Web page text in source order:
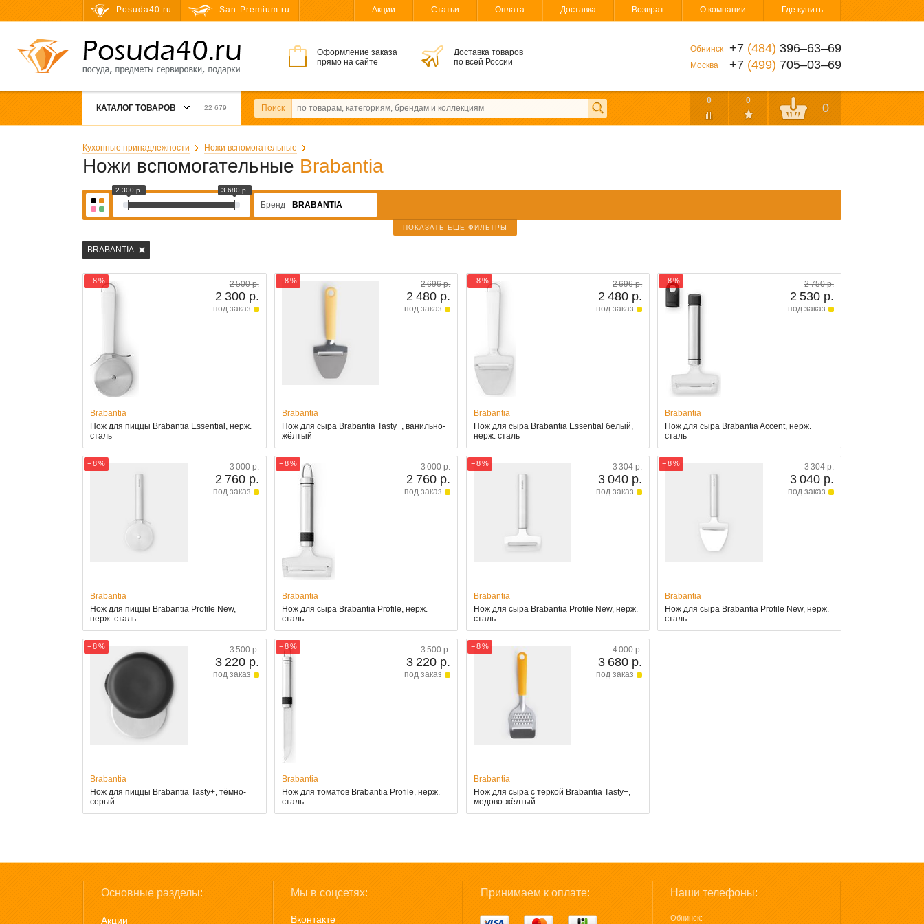
Posuda40.ru San-Premium.ru Акции Статьи Оплата Доставка Возврат О компании Где купить
Оформление заказа
прямо на сайте
Доставка товаров
по всей России
Обнинск +7 (484) 396‒63‒69
Москва +7 (499) 705‒03‒69
КАТАЛОГ ТОВАРОВ 22 679 Поиск
0 0
0
Кухонные принадлежности Ножи вспомогательные
Ножи вспомогательные Brabantia
2 300 р. 3 680 р.
Бренд BRABANTIA
ПОКАЗАТЬ ЕЩЕ ФИЛЬТРЫ
BRABANTIA
− 8 % 2 500 р.
2 300 р.
под заказ
Brabantia
Нож для пиццы Brabantia Essential, нерж.
сталь
− 8 % 2 696 р.
2 480 р.
под заказ
Brabantia
Нож для сыра Brabantia Tasty+, ванильно-
жёлтый
− 8 % 2 696 р.
2 480 р.
под заказ
Brabantia
Нож для сыра Brabantia Essential белый,
нерж. сталь
− 8 % 2 750 р.
2 530 р.
под заказ
Brabantia
Нож для сыра Brabantia Accent, нерж.
сталь
− 8 % 3 000 р.
2 760 р.
под заказ
Brabantia
Нож для пиццы Brabantia Profile New,
нерж. сталь
− 8 % 3 000 р.
2 760 р.
под заказ
Brabantia
Нож для сыра Brabantia Profile, нерж.
сталь
− 8 % 3 304 р.
3 040 р.
под заказ
Brabantia
Нож для сыра Brabantia Profile New, нерж.
сталь
− 8 % 3 304 р.
3 040 р.
под заказ
Brabantia
Нож для сыра Brabantia Profile New, нерж.
сталь
− 8 % 3 500 р.
3 220 р.
под заказ
Brabantia
Нож для пиццы Brabantia Tasty+, тёмно-
серый
− 8 % 3 500 р.
3 220 р.
под заказ
Brabantia
Нож для томатов Brabantia Profile, нерж.
сталь
− 8 % 4 000 р.
3 680 р.
под заказ
Brabantia
Нож для сыра с теркой Brabantia Tasty+,
медово-жёлтый
Основные разделы:
Акции
Мы в соцсетях:
Вконтакте
Принимаем к оплате: Наши телефоны:
Обнинск: